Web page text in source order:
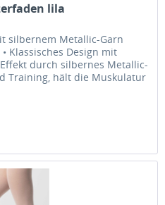
lila
silbernem Metallic-Garn
Klassisches Design mit
durch silbernes Metallic-
Training, hält die Muskulatur